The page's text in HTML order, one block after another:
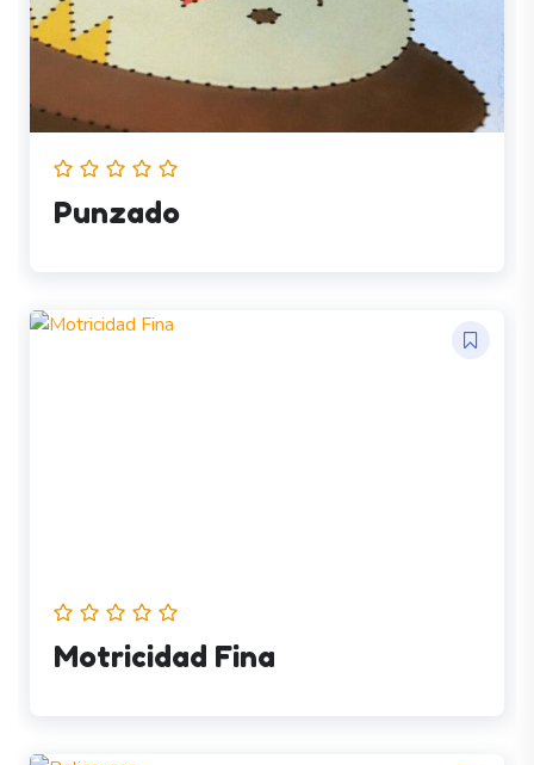
Punzado
Motricidad Fina